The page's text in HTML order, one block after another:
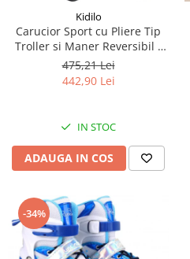
Kidilo
Carucior Sport cu Pliere Tip
Troller si Maner Reversibil -
Bej
475,21 Lei
442,90 Lei
IN STOC
ADAUGA IN COS
-34%